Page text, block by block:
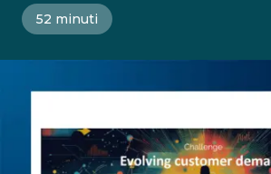
52 minuti